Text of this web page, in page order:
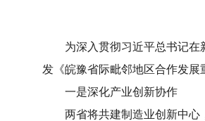
为深入贯彻习近平总书记在新
发《皖豫省际毗邻地区合作发
一是深化产业创新协作
两省将共建制造业创新中心，